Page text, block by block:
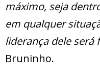
máximo, seja
em qualquer
liderança dele será
Bruninho.